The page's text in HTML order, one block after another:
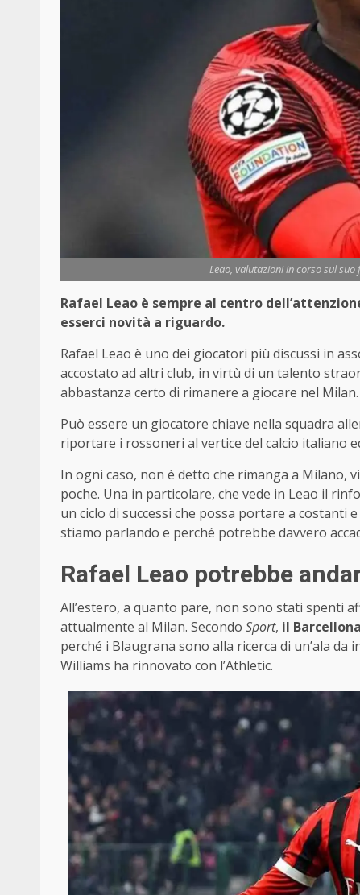
Leao, valutazioni in corso sul
Rafael Leao è sempre al centro
esserci novità a riguardo.
Rafael Leao è uno dei giocatori più discussi in
accostato ad altri club, in virtù di un talento
abbastanza certo di rimanere a giocare nel Milan.
Può essere un giocatore chiave nella squadra
riportare i rossoneri al vertice del calcio italiano
In ogni caso, non è detto che rimanga a Milano,
poche. Una in particolare, che vede in Leao il
un ciclo di successi che possa portare a costanti
stiamo parlando e perché potrebbe davvero
Rafael Leao potrebbe
All’estero, a quanto pare, non sono stati spenti
attualmente al Milan. Secondo Sport, il
perché i Blaugrana sono alla ricerca di un’ala
Williams ha rinnovato con l’Athletic.